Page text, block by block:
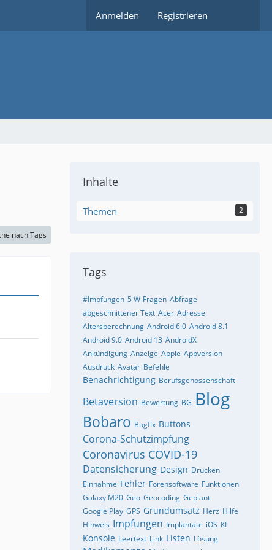
Anmelden Registrieren
nach Tags
Inhalte
Themen 2
Tags
#Impfungen 5 W-Fragen Abfrage
abgeschnittener Text Acer Adresse
Altersberechnung Android 6.0 Android 8.1
Android 9.0 Android 13 AndroidX
Ankündigung Anzeige Apple Appversion
Ausdruck Avatar Befehle
Benachrichtigung Berufsgenossenschaft
Betaversion Bewertung BG Blog
Bobaro Bugfix Buttons
Corona-Schutzimpfung
Coronavirus COVID-19
Datensicherung Design Drucken
Einnahme Fehler Forensoftware Funktionen
Galaxy M20 Geo Geocoding Geplant
Google Play GPS Grundumsatz Herz Hilfe
Hinweis Impfungen Implantate iOS KI
Konsole Leertext Link Listen Lösung